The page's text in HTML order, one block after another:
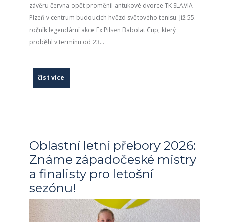
závěru června opět proměnil antukové dvorce TK SLAVIA
Plzeň v centrum budoucích hvězd světového tenisu. Již 55.
ročník legendární akce Ex Pilsen Babolat Cup, který
proběhl v termínu od 23...
číst více
Oblastní letní přebory 2026:
Známe západočeské mistry
a finalisty pro letošní
sezónu!